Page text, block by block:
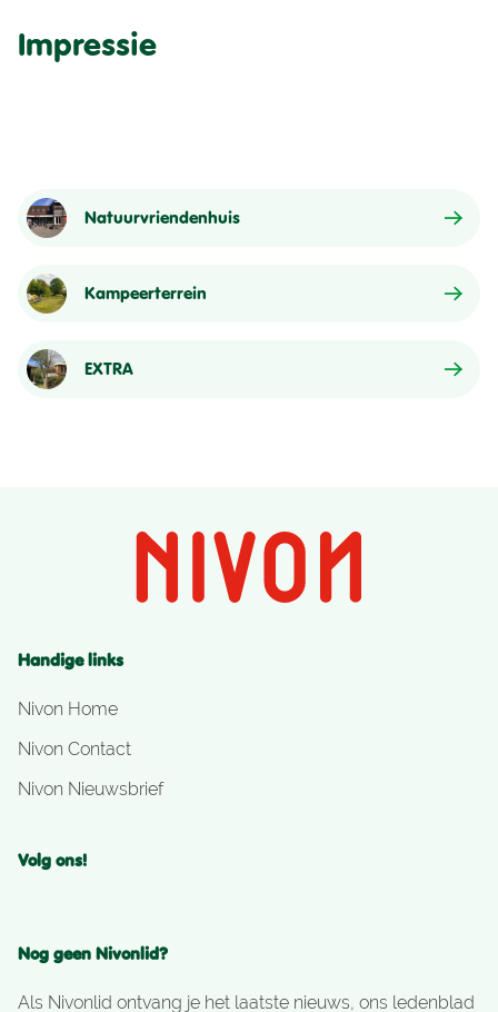
Impressie
Natuurvriendenhuis
Kampeerterrein
EXTRA
Handige links
Nivon Home
Nivon Contact
Nivon Nieuwsbrief
Volg ons!
Nog geen Nivonlid?
Als Nivonlid ontvang je het laatste nieuws, ons ledenblad